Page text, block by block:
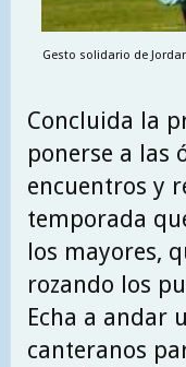
Gesto solidario de
Concluida la
ponerse a las
encuentros y
temporada
los mayores,
rozando los
Echa a andar
canteranos